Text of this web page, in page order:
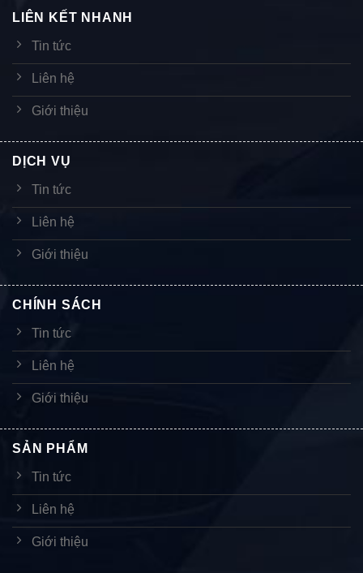
LIÊN KẾT NHANH
Tin tức
Liên hệ
Giới thiệu
DỊCH VỤ
Tin tức
Liên hệ
Giới thiệu
CHÍNH SÁCH
Tin tức
Liên hệ
Giới thiệu
SẢN PHẨM
Tin tức
Liên hệ
Giới thiệu